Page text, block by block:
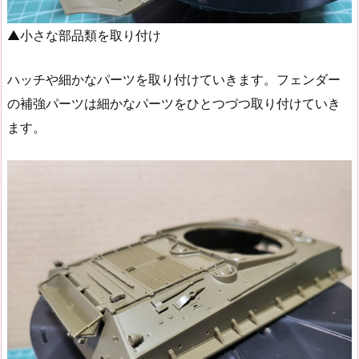
▲小さな部品類を取り付け
ハッチや細かなパーツを取り付けていきます。フェンダー
の補強パーツは細かなパーツをひとつづつ取り付けていき
ます。